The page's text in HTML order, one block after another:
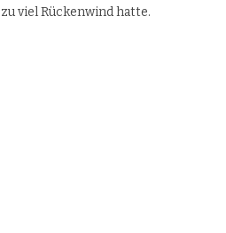
viel Rückenwind hatte.